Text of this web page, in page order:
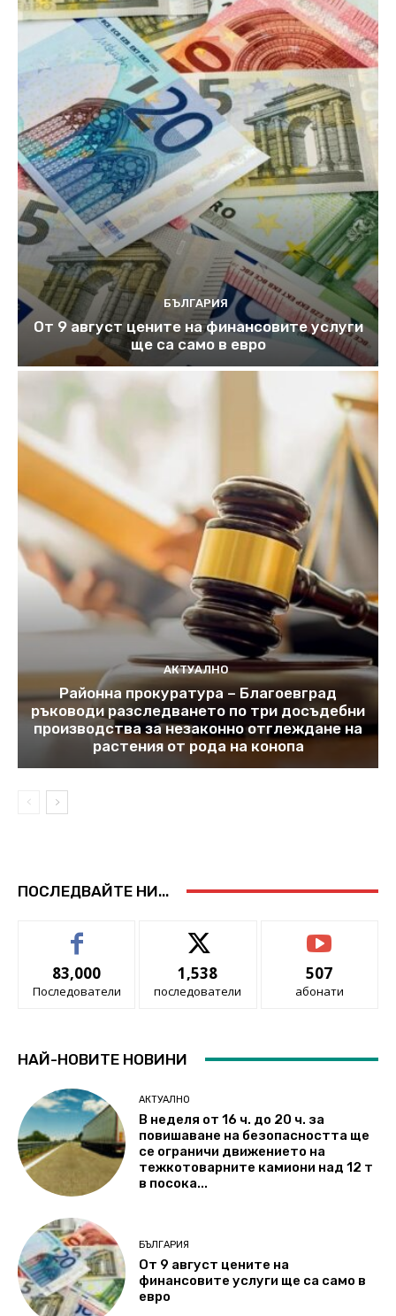
БЪЛГАРИЯ
От 9 август цените на финансовите услуги
ще са само в евро
АКТУАЛНО
Районна прокуратура – Благоевград
ръководи разследването по три досъдебни
производства за незаконно отглеждане на
растения от рода на конопа
ПОСЛЕДВАЙТЕ НИ...
83,000
Последователи
1,538
последователи
507
абонати
НАЙ-НОВИТЕ НОВИНИ
АКТУАЛНО
В неделя от 16 ч. до 20 ч. за
повишаване на безопасността ще
се ограничи движението на
тежкотоварните камиони над 12 т
в посока...
БЪЛГАРИЯ
От 9 август цените на
финансовите услуги ще са само в
евро